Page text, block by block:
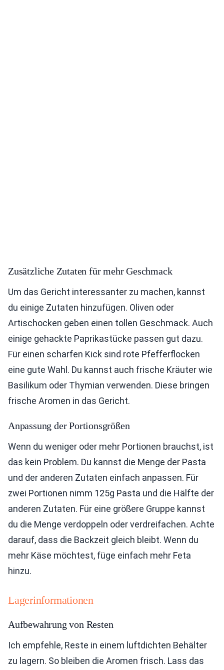
Zusätzliche Zutaten für mehr Geschmack
Um das Gericht interessanter zu machen, kannst
du einige Zutaten hinzufügen. Oliven oder
Artischocken geben einen tollen Geschmack. Auch
einige gehackte Paprikastücke passen gut dazu.
Für einen scharfen Kick sind rote Pfefferflocken
eine gute Wahl. Du kannst auch frische Kräuter wie
Basilikum oder Thymian verwenden. Diese bringen
frische Aromen in das Gericht.
Anpassung der Portionsgrößen
Wenn du weniger oder mehr Portionen brauchst, ist
das kein Problem. Du kannst die Menge der Pasta
und der anderen Zutaten einfach anpassen. Für
zwei Portionen nimm 125g Pasta und die Hälfte der
anderen Zutaten. Für eine größere Gruppe kannst
du die Menge verdoppeln oder verdreifachen. Achte
darauf, dass die Backzeit gleich bleibt. Wenn du
mehr Käse möchtest, füge einfach mehr Feta
hinzu.
Lagerinformationen
Aufbewahrung von Resten
Ich empfehle, Reste in einem luftdichten Behälter
zu lagern. So bleiben die Aromen frisch. Lass das